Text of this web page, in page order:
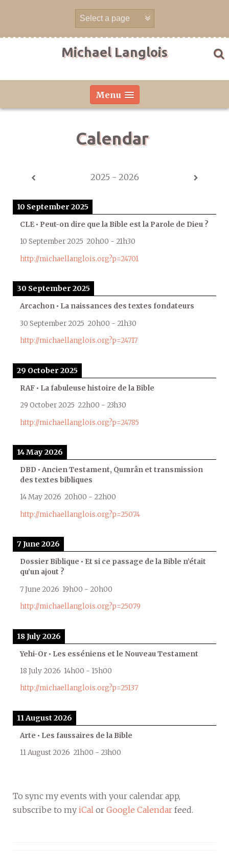
Michael Langlois
Menu
Calendar
2025 - 2026
10 September 2025
CLE • Peut-on dire que la Bible est la Parole de Dieu ?
10 September 2025 20h00 - 21h30
http://michaellanglois.org?p=24701
30 September 2025
Arcachon • La naissances des textes fondateurs
30 September 2025 20h00 - 21h30
http://michaellanglois.org?p=24717
29 October 2025
RAF • La fabuleuse histoire de la Bible
29 October 2025 22h00 - 23h30
http://michaellanglois.org?p=24785
14 May 2026
DBD • Ancien Testament, Qumrân et transmission
des textes bibliques
14 May 2026 20h00 - 22h00
http://michaellanglois.org?p=25074
7 June 2026
Dossier Biblique • Et si ce passage de la Bible n’était
qu’un ajout ?
7 June 2026 19h00 - 20h00
http://michaellanglois.org?p=25079
18 July 2026
Yehi-Or • Les esséniens et le Nouveau Testament
18 July 2026 14h00 - 15h00
http://michaellanglois.org?p=25137
11 August 2026
Arte • Les faussaires de la Bible
11 August 2026 21h00 - 23h00
To sync my events with your calendar app,
subscribe to my iCal or Google Calendar feed.